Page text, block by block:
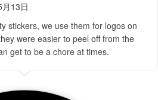
13日
stickers, we use them for logos on
were easier to peel off from the
get to be a chore at times.